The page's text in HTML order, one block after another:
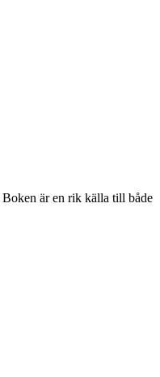
Boken är en rik källa till både